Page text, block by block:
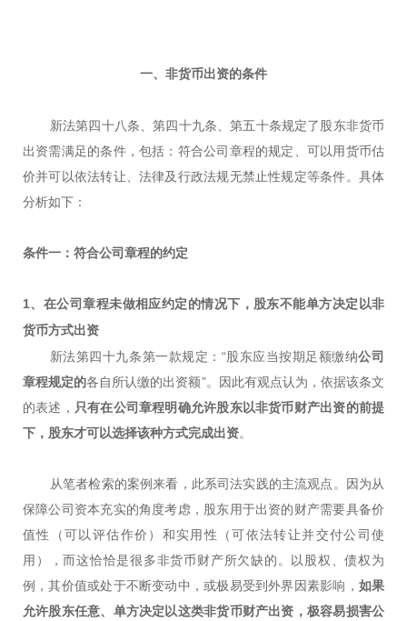
一、非货币出资的条件
新法第四十八条、第四十九条、第五十条规定了股东非货币
出资需满足的条件，包括：符合公司章程的规定、可以用货币估
价并可以依法转让、法律及行政法规无禁止性规定等条件。具体
分析如下：
条件一：符合公司章程的约定
1、在公司章程未做相应约定的情况下， 股东不能单方决定以非
货币方式出资
新法第四十九条第一款规定：“股东应当按期足额缴纳公司
章程规定的各自所认缴的出资额”。因此有观点认为，依据该条文
的表述， 只有在公司章程明确允许股东以非货币财产出资的前提
下，股东才可以选择该种方式完成出资。
从笔者检索的案例来看，此系司法实践的主流观点。因为从
保障公司资本充实的角度考虑，股东用于出资的财产需要具备价
值性（可以评估作价）和实用性（可依法转让并交付公司使
用），而这恰恰是很多非货币财产所欠缺的。以股权、债权为
例，其价值或处于不断变动中，或极易受到外界因素影响， 如果
允许股东任意、单方决定以这类非货币财产出资，极容易损害公